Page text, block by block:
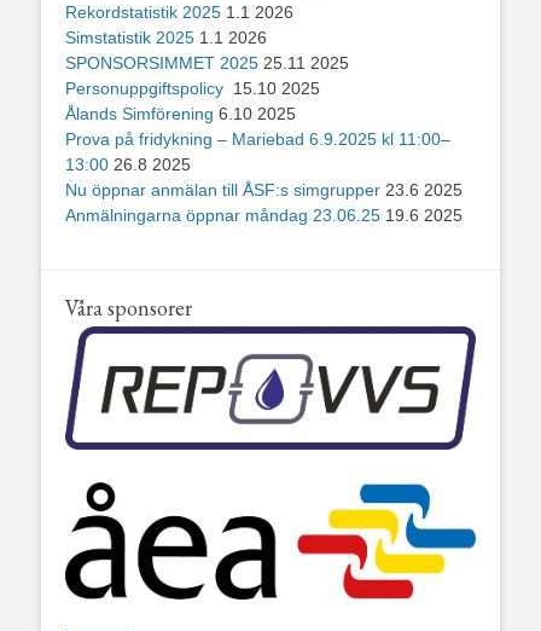
Rekordstatistik 2025 1.1 2026
Simstatistik 2025 1.1 2026
SPONSORSIMMET 2025 25.11 2025
Personuppgiftspolicy 15.10 2025
Ålands Simförening 6.10 2025
Prova på fridykning – Mariebad 6.9.2025 kl 11:00–
13:00 26.8 2025
Nu öppnar anmälan till ÅSF:s simgrupper 23.6 2025
Anmälningarna öppnar måndag 23.06.25 19.6 2025
Våra sponsorer